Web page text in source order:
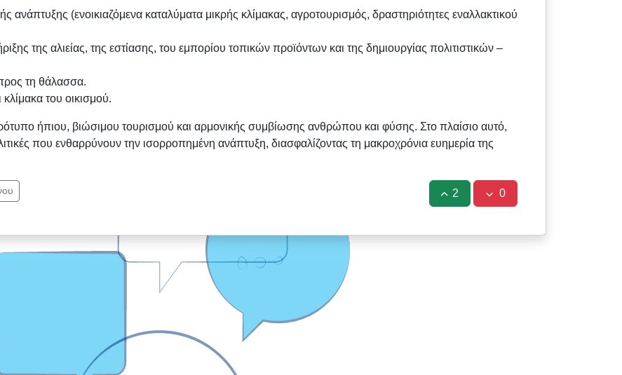
ανάπτυξης (ενοικιαζόμενα καταλύματα μικρής κλίμακας, αγροτουρισμός, δραστηριότητες εναλλακτικού
της αλιείας, της εστίασης, του εμπορίου τοπικών προϊόντων και της δημιουργίας πολιτιστικών –
τη θάλασσα.
του οικισμού.
ήπιου, βιώσιμου τουρισμού και αρμονικής συμβίωσης ανθρώπου και φύσης. Στο πλαίσιο αυτό,
που ενθαρρύνουν την ισορροπημένη ανάπτυξη, διασφαλίζοντας τη μακροχρόνια ευημερία της
2 0